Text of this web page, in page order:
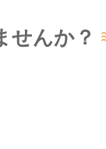
せんか？